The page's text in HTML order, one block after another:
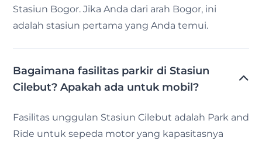
Stasiun Bogor. Jika Anda dari arah Bogor, ini
adalah stasiun pertama yang Anda temui.
Bagaimana fasilitas parkir di Stasiun
Cilebut? Apakah ada untuk mobil?
Fasilitas unggulan Stasiun Cilebut adalah Park and
Ride untuk sepeda motor yang kapasitasnya